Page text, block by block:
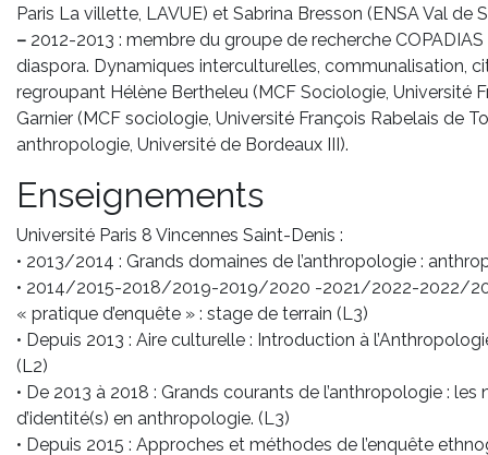
Paris La villette, LAVUE) et Sabrina Bresson (ENSA Val de
– 2012-2013 : membre du groupe de recherche
diaspora. Dynamiques interculturelles, communalisation,
regroupant Hélène Bertheleu (MCF Sociologie, Université
Garnier (MCF sociologie, Université François Rabelais de
anthropologie, Université de Bordeaux III).
Enseignements
Université Paris 8 Vincennes Saint-Denis :
• 2013/2014 : Grands domaines de l’anthropologie :
• 2014/2015-2018/2019-2019/2020 -2021/2022-2022/
« pratique d’enquête » : stage de terrain (L3)
• Depuis 2013 : Aire culturelle : Introduction à
(L2)
• De 2013 à 2018 : Grands courants de l’anthropologie :
d’identité(s) en anthropologie. (L3)
• Depuis 2015 : Approches et méthodes de l’enquête